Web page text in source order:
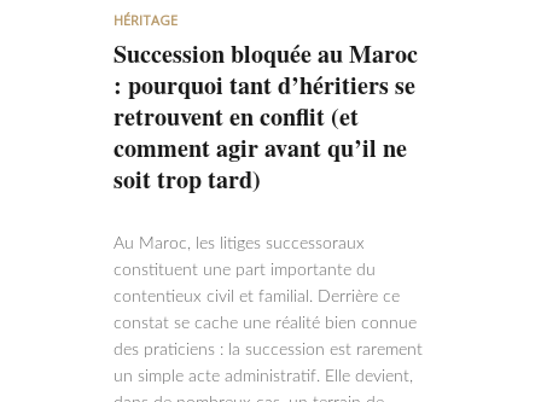
HÉRITAGE
Succession bloquée au Maroc
: pourquoi tant d’héritiers se
retrouvent en conflit (et
comment agir avant qu’il ne
soit trop tard)
Au Maroc, les litiges successoraux
constituent une part importante du
contentieux civil et familial. Derrière ce
constat se cache une réalité bien connue
des praticiens : la succession est rarement
un simple acte administratif. Elle devient,